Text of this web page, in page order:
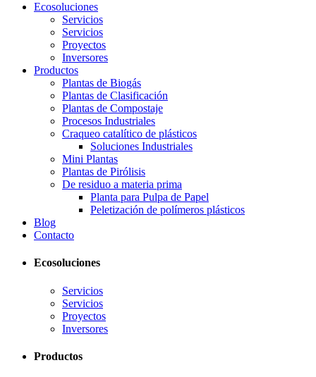
Ecosoluciones
Servicios
Servicios
Proyectos
Inversores
Productos
Plantas de Biogás
Plantas de Clasificación
Plantas de Compostaje
Procesos Industriales
Craqueo catalítico de plásticos
Soluciones Industriales
Mini Plantas
Plantas de Pirólisis
De residuo a materia prima
Planta para Pulpa de Papel
Peletización de polímeros plásticos
Blog
Contacto
Ecosoluciones
Servicios
Servicios
Proyectos
Inversores
Productos